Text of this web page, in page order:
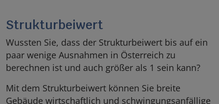
Strukturbeiwert
Wussten Sie, dass der Strukturbeiwert bis auf ein
paar wenige Ausnahmen in Österreich zu
berechnen ist und auch größer als 1 sein kann?
Mit dem Strukturbeiwert können Sie breite
Gebäude wirtschaftlich und schwingungsanfällige